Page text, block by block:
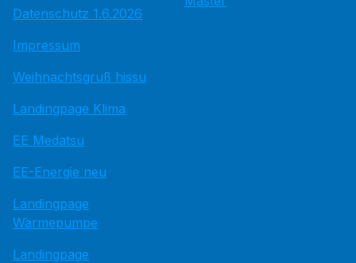
Datenschutz 1.6.2026
Impressum
Weihnachtsgruß hissu
Landingpage Klima
EE Medatsu
EE-Energie neu
Landingpage
Wärmepumpe
Landingpage